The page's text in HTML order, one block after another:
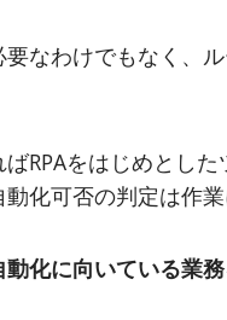
なわけでもなく、
RPAをはじめとし
化可否の判定は作
動化に向いている業